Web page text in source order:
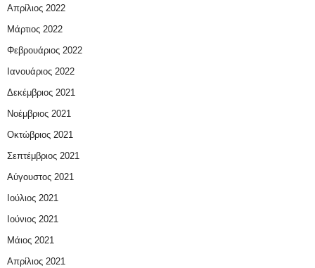
Απρίλιος 2022
Μάρτιος 2022
Φεβρουάριος 2022
Ιανουάριος 2022
Δεκέμβριος 2021
Νοέμβριος 2021
Οκτώβριος 2021
Σεπτέμβριος 2021
Αύγουστος 2021
Ιούλιος 2021
Ιούνιος 2021
Μάιος 2021
Απρίλιος 2021